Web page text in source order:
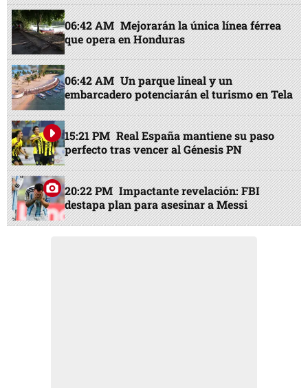
06:42 AM Mejorarán la única línea férrea
que opera en Honduras
06:42 AM Un parque lineal y un
embarcadero potenciarán el turismo en Tela
15:21 PM Real España mantiene su paso
perfecto tras vencer al Génesis PN
20:22 PM Impactante revelación: FBI
destapa plan para asesinar a Messi